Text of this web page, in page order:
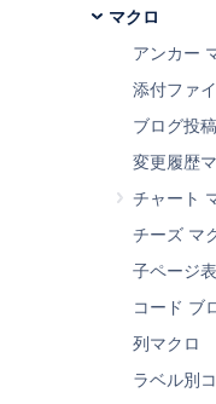
マクロ
アンカー
添付ファ
ブログ投
変更履歴
チャート
チーズ マ
子ページ
コー​ド ブ
列マクロ
ラベル別
いては、「
パネル マクロ
イズ可能な色付
情報、ヒント、
ますが、枠線、
これは、ページ
しています。以
ジ レイアウトで
スクリーンショ
した紫色のパネ